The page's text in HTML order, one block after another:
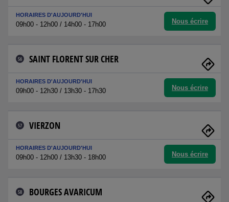
HORAIRES D'AUJOURD'HUI
09h00 - 12h00 / 14h00 - 17h00 Nous écrire
56 SAINT FLORENT SUR CHER
HORAIRES D'AUJOURD'HUI
09h00 - 12h30 / 13h30 - 17h30 Nous écrire
57 VIERZON
HORAIRES D'AUJOURD'HUI
09h00 - 12h00 / 13h30 - 18h00 Nous écrire
58 BOURGES AVARICUM